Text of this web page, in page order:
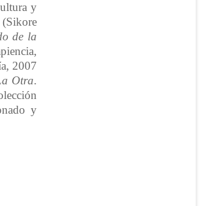
y
(Sikore
de la
2007
Otra.
y